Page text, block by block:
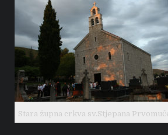
Stara župna crkva sv.Stjepana